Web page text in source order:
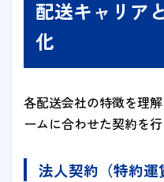
配送キャリア
化
各配送会社の特徴を理
ームに合わせた契約を
法人契約（特約運